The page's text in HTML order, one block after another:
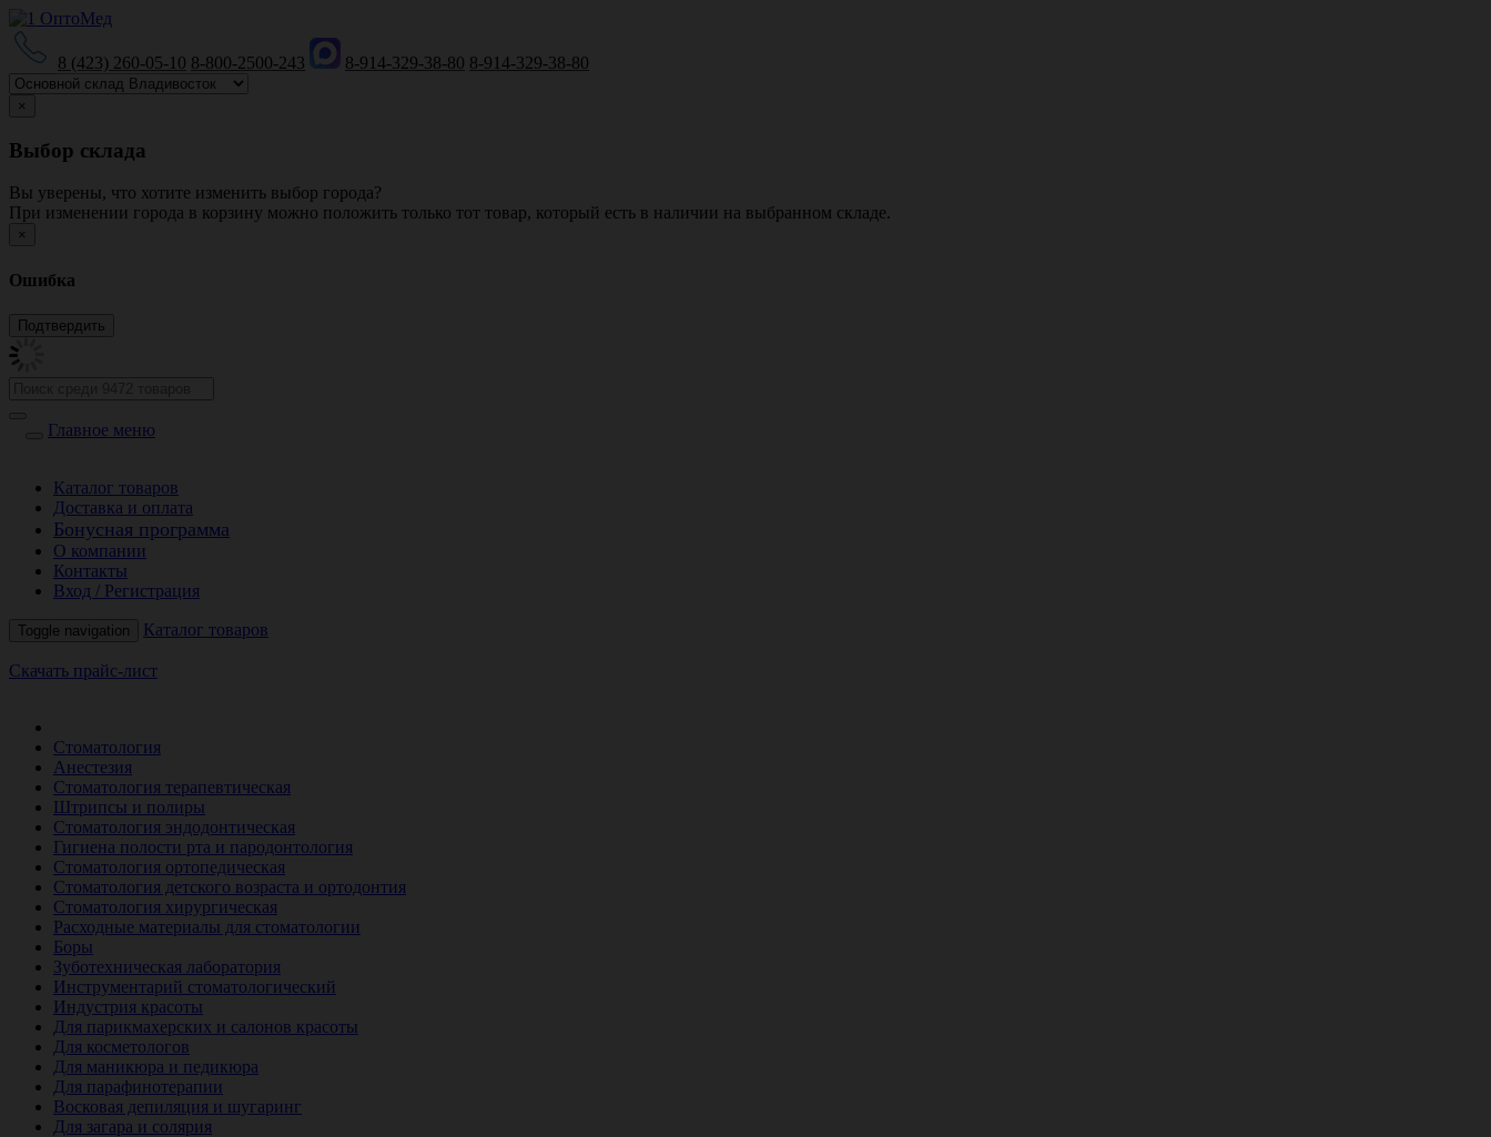
8 (423) 260-05-10 8-800-2500-243 8-914-329-38-80 8-914-329-38-80
×
Выбор склада
Вы уверены, что хотите изменить выбор города?
При изменении города в корзину можно положить только тот товар, который есть в наличии на выбранном складе.
×
Ошибка
Главное меню
Каталог товаров
Доставка и оплата
Бонусная программа
О компании
Контакты
Вход / Регистрация
Toggle navigation Каталог товаров
Скачать прайс-лист
Стоматология
Анестезия
Стоматология терапевтическая
Штрипсы и полиры
Стоматология эндодонтическая
Гигиена полости рта и пародонтология
Стоматология ортопедическая
Стоматология детского возраста и ортодонтия
Стоматология хирургическая
Расходные материалы для стоматологии
Боры
Зуботехническая лаборатория
Инструментарий стоматологический
Индустрия красоты
Для парикмахерских и салонов красоты
Для косметологов
Для маникюра и педикюра
Для парафинотерапии
Восковая депиляция и шугаринг
Для загара и солярия